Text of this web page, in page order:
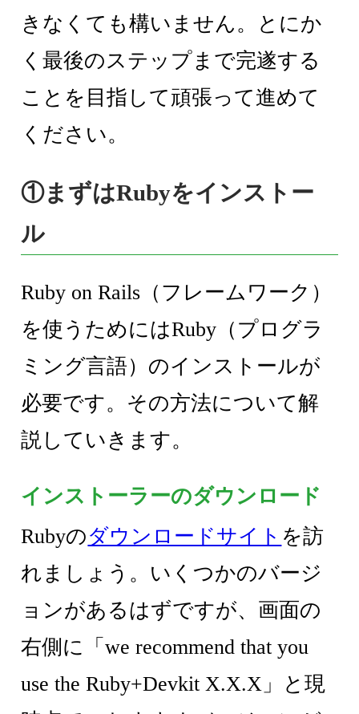
きなくても構いません。とにか
く最後のステップまで完遂する
ことを目指して頑張って進めて
ください。
①まずはRubyをインストー
ル
Ruby on Rails（フレームワーク）
を使うためにはRuby（プログラ
ミング言語）のインストールが
必要です。その方法について解
説していきます。
インストーラーのダウンロード
Rubyのダウンロードサイト を訪
れましょう。いくつかのバージ
ョンがあるはずですが、画面の
右側に「we recommend that you
use the Ruby+Devkit X.X.X」と現